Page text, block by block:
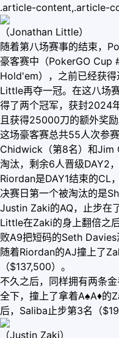
.article-content,.article-
（Jonathan Little）
随着第八场赛事的结束，
豪客赛中（PokerGO
Hold'em），之前已经获
Little再夺一冠。在这八场
得了两个冠军，获封2024
且获得25000刀的额外奖励
这场豪客赛总共55人次参
Chidwick（第8名）和Jim
淘汰，剩余6人晋级DAY2
Riordan是DAY1结束的CL
决赛日第一个被淘汰的是
Justin Zaki的AQ，止步在
Little在Zaki的身上翻倍之
败A9把短码的Seth Davies
随着Riordan的AJ撞上了
（$137,500）。
不久之后，同样拥有两条
全下，撞上了拿着A♠A♦的
后，Saliba止步第3名（
（Justin Zaki）